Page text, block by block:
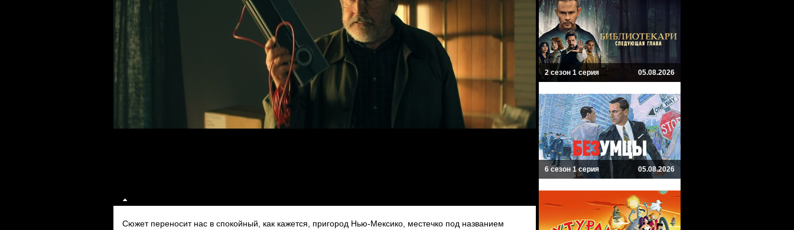
Сюжет переносит нас в спокойный, как кажется, пригород Нью-Мексико, местечко под названием
2 сезон 1 серия 05.08.2026
6 сезон 1 серия 05.08.2026